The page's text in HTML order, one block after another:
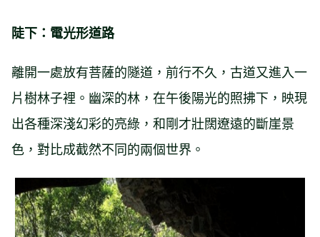
陡下：電光形道路
離開一處放有菩薩的隧道，前行不久，古道又進入一
片樹林子裡。幽深的林，在午後陽光的照拂下，映現
出各種深淺幻彩的亮綠，和剛才壯闊遼遠的斷崖景
色，對比成截然不同的兩個世界。